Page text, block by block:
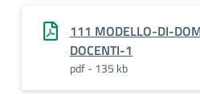
111 MODELLO-DI-
DOCENTI-1
pdf - 135 kb